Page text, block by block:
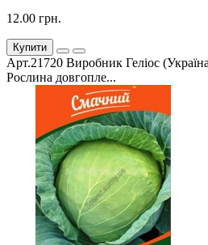
12.00 грн.
Купити
Арт.21720 Виробник Геліос
Рослина довгопле...